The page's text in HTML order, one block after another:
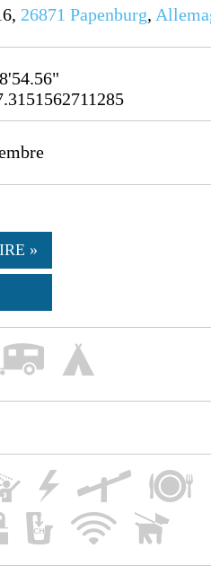
26871 Papenburg,
»